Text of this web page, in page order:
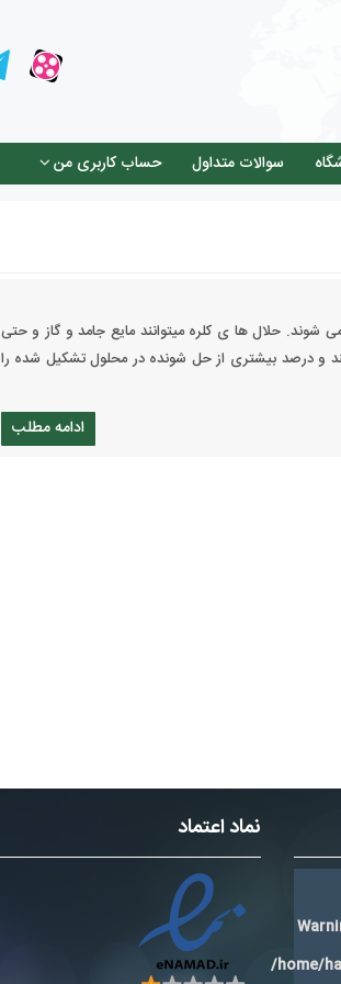
سوالات متداول حساب کاربری من
شوند. حلال ها ی کلره میتوانند مایع جامد و گاز و حتی
و درصد بیشتری از حل شونده در محلول تشکیل شده را
ادامه مطلب
/home/
نماد اعتماد